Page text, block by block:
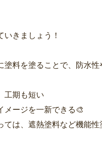
きましょう！
塗料を塗ることで、防水
工期も短い
メージを一新できる🎨
ては、遮熱塗料など機能性